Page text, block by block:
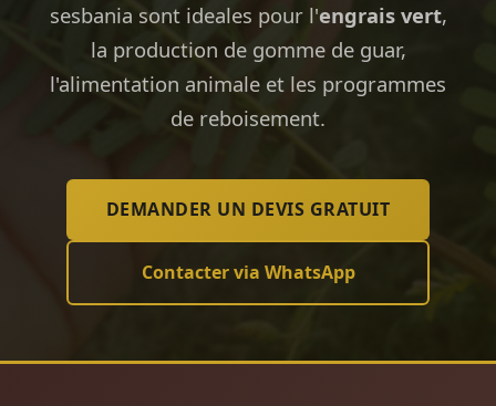
sesbania sont ideales pour l'engrais vert,
la production de gomme de guar,
l'alimentation animale et les programmes
de reboisement.
DEMANDER UN DEVIS GRATUIT
Contacter via WhatsApp